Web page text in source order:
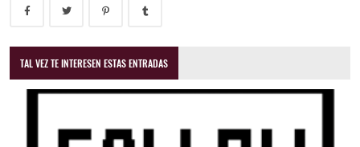
TAL VEZ TE INTERESEN ESTAS ENTRADAS